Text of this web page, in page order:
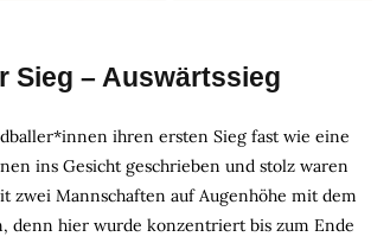
Sieg – Auswärtssieg
ihren ersten Sieg fast wie eine
ins Gesicht geschrieben und stolz waren
zwei Mannschaften auf Augenhöhe mit dem
denn hier wurde konzentriert bis zum Ende